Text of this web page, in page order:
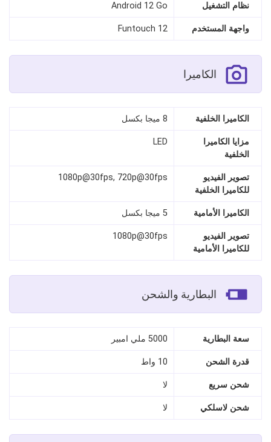
نظام التشغيل Android 12 Go
واجهة المستخدم Funtouch 12
الكاميرا
الكاميرا الخلفية 8 ميجا بكسل
مزايا الكاميرا
الخلفية
LED
تصوير الفيديو
للكاميرا الخلفية
1080p@30fps, 720p@30fps
الكاميرا الأمامية 5 ميجا بكسل
تصوير الفيديو
للكاميرا الأمامية
1080p@30fps
البطارية والشحن
سعة البطارية 5000 ملي امبير
قدرة الشحن 10 واط
شحن سريع لا
شحن لاسلكي لا